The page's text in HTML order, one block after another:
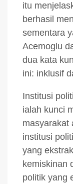
itu
berhasil
sementara
Acemoglu
dua kata
ini: inklusif
Institusi
ialah kunci
masyarakat
institusi
yang
kemiskinan
politik yang